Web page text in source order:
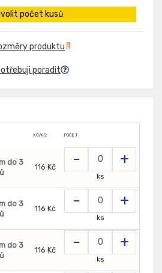
počet kusů
produktu
poradit
KČ/KS: POČET
do 3
116 Kč - +
ks
do 3
116 Kč - +
ks
do 3
116 Kč - +
ks